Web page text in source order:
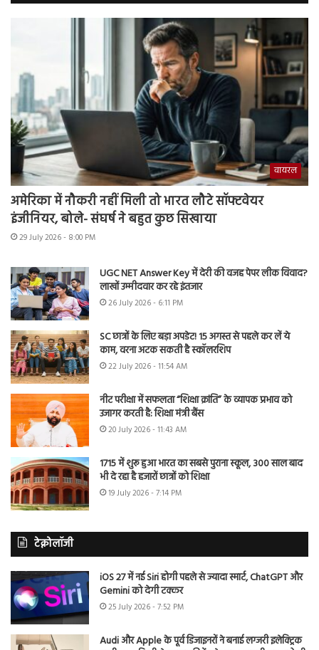
वायरल
अमेरिका में नौकरी नहीं मिली तो भारत लौटे सॉफ्टवेयर
इंजीनियर, बोले- संघर्ष ने बहुत कुछ सिखाया
29 July 2026 - 8:00 PM
UGC NET Answer Key में देरी की वजह पेपर लीक विवाद?
लाखों उम्मीदवार कर रहे इंतजार
26 July 2026 - 6:11 PM
SC छात्रों के लिए बड़ा अपडेट! 15 अगस्त से पहले कर लें ये
काम, वरना अटक सकती है स्कॉलरशिप
22 July 2026 - 11:54 AM
नीट परीक्षा में सफलता “शिक्षा क्रांति” के व्यापक प्रभाव को
उजागर करती है: शिक्षा मंत्री बैंस
20 July 2026 - 11:43 AM
1715 में शुरू हुआ भारत का सबसे पुराना स्कूल, 300 साल बाद
भी दे रहा है हजारों छात्रों को शिक्षा
19 July 2026 - 7:14 PM
टेक्नोलॉजी
iOS 27 में नई Siri होगी पहले से ज्यादा स्मार्ट, ChatGPT और
Gemini को देगी टक्कर
25 July 2026 - 7:52 PM
Audi और Apple के पूर्व डिजाइनरों ने बनाई लग्जरी इलेक्ट्रिक